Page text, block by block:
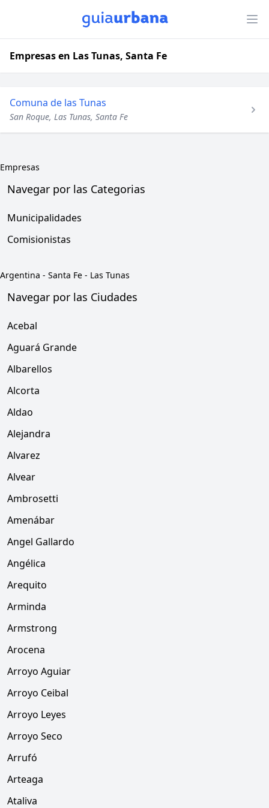
Empresas en Las Tunas, Santa Fe
Comuna de las Tunas
San Roque, Las Tunas, Santa Fe
Empresas
Navegar por las Categorias
Municipalidades
Comisionistas
Argentina - Santa Fe - Las Tunas
Navegar por las Ciudades
Acebal
Aguará Grande
Albarellos
Alcorta
Aldao
Alejandra
Alvarez
Alvear
Ambrosetti
Amenábar
Angel Gallardo
Angélica
Arequito
Arminda
Armstrong
Arocena
Arroyo Aguiar
Arroyo Ceibal
Arroyo Leyes
Arroyo Seco
Arrufó
Arteaga
Ataliva